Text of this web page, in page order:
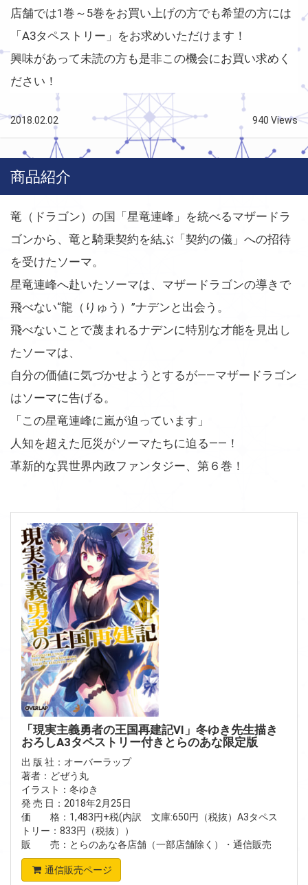
店舗では1巻～5巻をお買い上げの方でも希望の方には
「A3タペストリー」をお求めいただけます！
興味があって未読の方も是非この機会にお買い求めく
ださい！
2018.02.02 940 Views
商品紹介
竜（ドラゴン）の国「星竜連峰」を統べるマザードラ
ゴンから、竜と騎乗契約を結ぶ「契約の儀」への招待
を受けたソーマ。
星竜連峰へ赴いたソーマは、マザードラゴンの導きで
飛べない“龍（りゅう）”ナデンと出会う。
飛べないことで蔑まれるナデンに特別な才能を見出し
たソーマは、
自分の価値に気づかせようとするが――マザードラゴン
はソーマに告げる。
「この星竜連峰に嵐が迫っています」
人知を超えた厄災がソーマたちに迫る――！
革新的な異世界内政ファンタジー、第６巻！
「現実主義勇者の王国再建記Ⅵ」冬ゆき先生描き
おろしA3タペストリー付きとらのあな限定版
出 版 社：オーバーラップ
著者：どぜう丸
イラスト：冬ゆき
発 売 日：2018年2月25日
価 格：1,483円+税(内訳 文庫:650円（税抜）A3タペス
トリー：833円（税抜））
販 売：とらのあな各店舗（一部店舗除く）・通信販売
通信販売ページ